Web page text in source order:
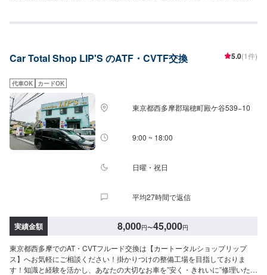
します。お車のことでご不明な点や、不安な点はしっかり伺い、丁寧に説明
理開始【5】修理終了・お支払い【6】アフターサポート【代車について】作
にご相談ください。代車は、ご希望の車種がお選びいただけ、ほぼすべてに
ETC、ナビが付いております。※代車の燃料代はお客様にご負担いただいてお
ります。【定休日・営業時間】定休日：不定休日曜日はお問い合わせくださ
い。営業時間：9:00~18:00
Car Total Shop LIP'S のATF・CVTF交換 5.0(1件)
代車OK カードOK
東京都西多摩郡瑞穂町殿ケ谷539−10
9:00 ~ 18:00
日曜・祝日
平均27時間で返信
実績金額 8,000円〜45,000円
東京都西多摩でのAT・CVTフルード交換は【カートータルショップリップ
ス】へお気軽にご相談ください！掛かりつけの整備工場を目指しておりま
す！知識と経験を活かし、あなたの大切なお車を”安く・きれいに”修理いたし